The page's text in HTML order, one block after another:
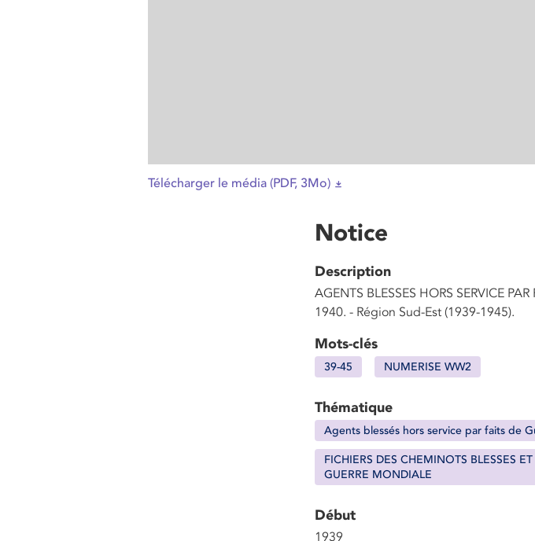
Télécharger le média (PDF, 3Mo)
Notice
Description
AGENTS BLESSES HORS SERVICE
1940. - Région Sud-Est (1939-1945).
Mots-clés
39-45 NUMERISE WW2
Thématique
Agents blessés hors service par faits de
FICHIERS DES CHEMINOTS BLESSES
GUERRE MONDIALE
Début
1939